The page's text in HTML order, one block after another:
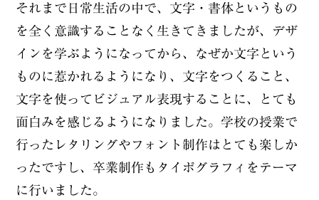
それまで日常生活の中で、文字・書体というもの
を全く意識することなく生きてきましたが、デザ
インを学ぶようになってから、なぜか文字という
ものに惹かれるようになり、文字をつくること、
文字を使ってビジュアル表現することに、とても
面白みを感じるようになりました。学校の授業で
行ったレタリングやフォント制作はとても楽しか
ったですし、卒業制作もタイポグラフィをテーマ
に行いました。